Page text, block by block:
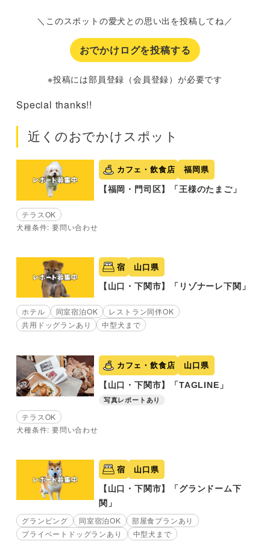
＼このスポットの愛犬との思い出を投稿してね／
おでかけログを投稿する
※投稿には部員登録（会員登録）が必要です
Special thanks!!
近くのおでかけスポット
カフェ・飲食店 福岡県
【福岡・門司区】「王様のたまご」
テラスOK
犬種条件: 要問い合わせ
宿 山口県
【山口・下関市】「リゾナーレ下関」
ホテル 同室宿泊OK
レストラン同伴OK
共用ドッグランあり
中型犬まで
カフェ・飲食店 山口県
【山口・下関市】「TAGLINE」
写真レポートあり
テラスOK
犬種条件: 要問い合わせ
宿 山口県
【山口・下関市】「グランドーム下
関」
グランピング 同室宿泊OK
部屋食プランあり
プライベートドッグランあり
中型犬まで